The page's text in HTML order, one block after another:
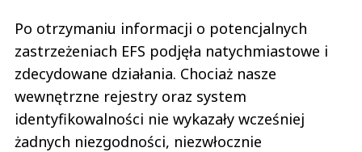
Po otrzymaniu informacji o potencjalnych
zastrzeżeniach EFS podjęła natychmiastowe i
zdecydowane działania. Chociaż nasze
wewnętrzne rejestry oraz system
identyfikowalności nie wykazały wcześniej
żadnych niezgodności, niezwłocznie